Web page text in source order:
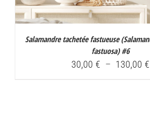
Salamandre tachetée fastueuse (
fastuosa) #6
30,00 € – 130,00 €